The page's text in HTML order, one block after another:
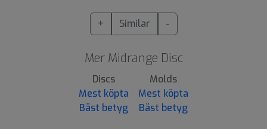
+ Similar -
Mer Midrange Disc
Discs
Mest köpta
Bäst betyg
Molds
Mest köpta
Bäst betyg